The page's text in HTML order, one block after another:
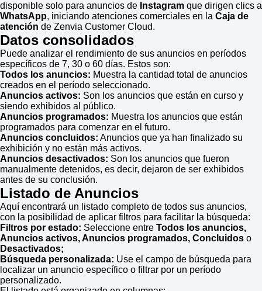
disponible solo para anuncios de Instagram que dirigen clics a
WhatsApp, iniciando atenciones comerciales en la Caja de
atención de Zenvia Customer Cloud.
Datos consolidados
Puede analizar el rendimiento de sus anuncios en períodos
específicos de 7, 30 o 60 días. Estos son:
Todos los anuncios: Muestra la cantidad total de anuncios
creados en el período seleccionado.
Anuncios activos: Son los anuncios que están en curso y
siendo exhibidos al público.
Anuncios programados: Muestra los anuncios que están
programados para comenzar en el futuro.
Anuncios concluidos: Anuncios que ya han finalizado su
exhibición y no están más activos.
Anuncios desactivados: Son los anuncios que fueron
manualmente detenidos, es decir, dejaron de ser exhibidos
antes de su conclusión.
Listado de Anuncios
Aquí encontrará un listado completo de todos sus anuncios,
con la posibilidad de aplicar filtros para facilitar la búsqueda:
Filtros por estado: Seleccione entre Todos los anuncios,
Anuncios activos, Anuncios programados, Concluidos o
Desactivados;
Búsqueda personalizada: Use el campo de búsqueda para
localizar un anuncio específico o filtrar por un período
personalizado.